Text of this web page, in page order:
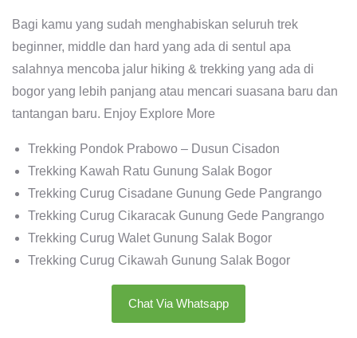
Bagi kamu yang sudah menghabiskan seluruh trek
beginner, middle dan hard yang ada di sentul apa
salahnya mencoba jalur hiking & trekking yang ada di
bogor yang lebih panjang atau mencari suasana baru dan
tantangan baru. Enjoy Explore More
Trekking Pondok Prabowo – Dusun Cisadon
Trekking Kawah Ratu Gunung Salak Bogor
Trekking Curug Cisadane Gunung Gede Pangrango
Trekking Curug Cikaracak Gunung Gede Pangrango
Trekking Curug Walet Gunung Salak Bogor
Trekking Curug Cikawah Gunung Salak Bogor
Chat Via Whatsapp